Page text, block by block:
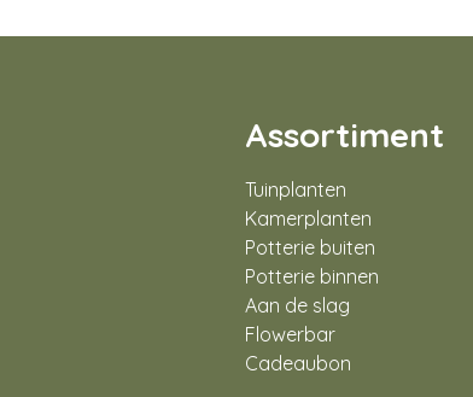
Assortiment
Tuinplanten
Kamerplanten
Potterie buiten
Potterie binnen
Aan de slag
Flowerbar
Cadeaubon